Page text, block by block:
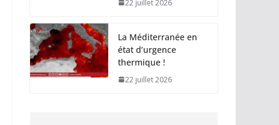
22 juillet 2026
La Méditerranée en
état d’urgence
thermique !
22 juillet 2026